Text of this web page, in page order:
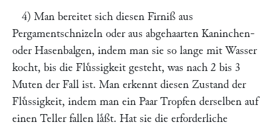
4) Man bereitet sich diesen Firniß aus
Pergamentschnizeln oder aus abgehaarten Kaninchen-
oder Hasenbalgen, indem man sie so lange mit Wasser
kocht, bis die Fluͤssigkeit gesteht, was nach 2 bis 3
Muten der Fall ist. Man erkennt diesen Zustand der
Fluͤssigkeit, indem man ein Paar Tropfen derselben auf
einen Teller fallen laͤßt. Hat sie die erforderliche